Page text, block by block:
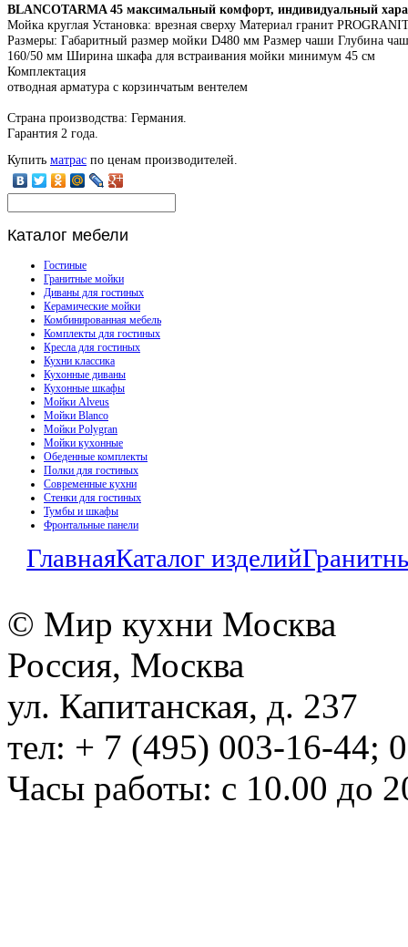
BLANCOTARMA 45 максимальный комфорт, индивидуальный
Мойка круглая Установка: врезная сверху Материал гранит
Размеры: Габаритный размер мойки D480 мм Размер чаши Глубина
160/50 мм Ширина шкафа для встраивания мойки минимум 45 см
Комплектация
отводная арматура с корзинчатым вентелем
Страна производства: Германия.
Гарантия 2 года.
Купить матрас по ценам производителей.
Каталог мебели
Гостиные
Гранитные мойки
Диваны для гостиных
Керамические мойки
Комбинированная мебель
Комплекты для гостиных
Кресла для гостиных
Кухни классика
Кухонные диваны
Кухонные шкафы
Мойки Alveus
Мойки Blanco
Мойки Polygran
Мойки кухонные
Обеденные комплекты
Полки для гостиных
Современные кухни
Стенки для гостиных
Тумбы и шкафы
Фронтальные панели
ГлавнаяКаталог изделий
© Мир кухни Москва
Россия, Москва
ул. Капитанская, д. 237
тел: + 7 (495) 003-16-44;
Часы работы: с 10.00 до